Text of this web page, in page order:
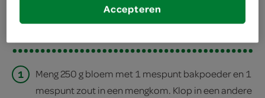
deel op facebook
1
Meng 250 g bloem met 1 mespunt bakpoeder en 1
mespunt zout in een mengkom. Klop in een andere
Accepteren